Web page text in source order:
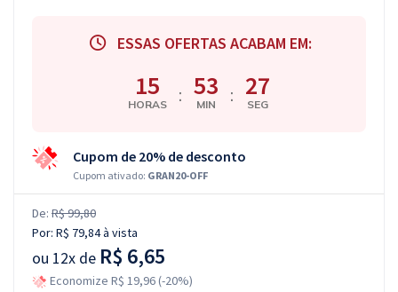
ESSAS OFERTAS ACABAM EM:
15
HORAS : 53
MIN : 27
SEG
Cupom de 20% de desconto
Cupom ativado: GRAN20-OFF
De: R$ 99,80
Por: R$ 79,84à vista
ou 12x de R$ 6,65
Economize R$ 19,96 (-20%)